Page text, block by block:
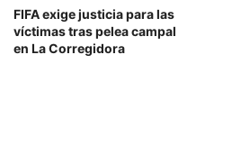
FIFA exige justicia para las
víctimas tras pelea campal
en La Corregidora